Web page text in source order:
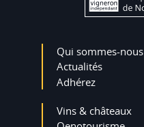
Qui sommes-nous
Actualités
Adhérez
Vins & châteaux